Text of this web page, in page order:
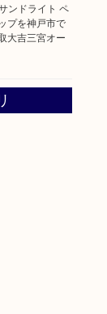
ンドライト ペ
プを神戸市で
大吉三宮オー